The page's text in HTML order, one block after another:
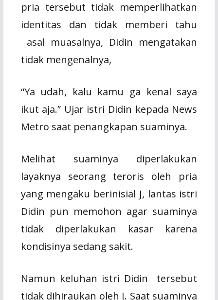
pria tersebut tidak memperlihatkan
identitas dan tidak memberi tahu
asal muasalnya, Didin mengatakan
tidak mengenalnya,
“Ya udah, kalu kamu ga kenal saya
ikut aja.” Ujar istri Didin kepada News
Metro saat penangkapan suaminya.
Melihat suaminya diperlakukan
layaknya seorang teroris oleh pria
yang mengaku berinisial J, lantas istri
Didin pun memohon agar suaminya
tidak diperlakukan kasar karena
kondisinya sedang sakit.
Namun keluhan istri Didin
tersebut
tidak dihiraukan oleh J. Saat suaminya